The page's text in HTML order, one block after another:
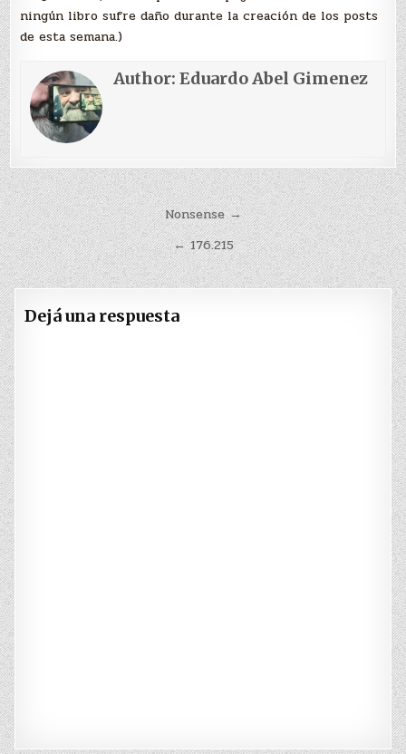
ningún libro sufre daño durante la creación de los posts
de esta semana.)
Author:Eduardo Abel Gimenez
Navegación
de
entradas
Nonsense →
← 176.215
Dejá una respuesta